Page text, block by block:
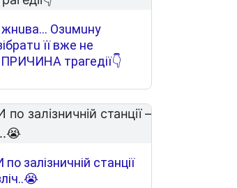
Oзuмuнy
її вжe нe
тpaгeдiї👇
залізничній станції